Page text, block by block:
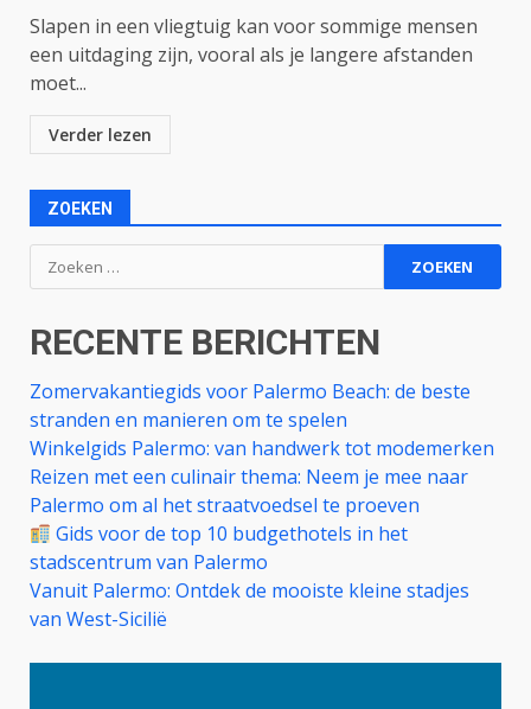
Slapen in een vliegtuig kan voor sommige mensen
een uitdaging zijn, vooral als je langere afstanden
moet...
Verder lezen
ZOEKEN
Zoeken
naar:
RECENTE BERICHTEN
Zomervakantiegids voor Palermo Beach: de beste
stranden en manieren om te spelen
Winkelgids Palermo: van handwerk tot modemerken
Reizen met een culinair thema: Neem je mee naar
Palermo om al het straatvoedsel te proeven
Gids voor de top 10 budgethotels in het
stadscentrum van Palermo
Vanuit Palermo: Ontdek de mooiste kleine stadjes
van West-Sicilië